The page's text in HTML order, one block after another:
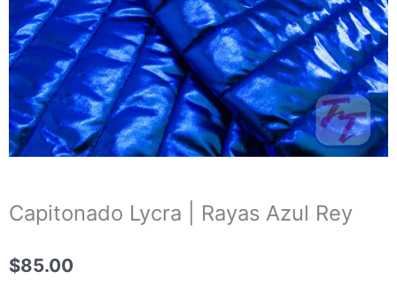
Capitonado Lycra | Rayas Azul Rey
$85.00